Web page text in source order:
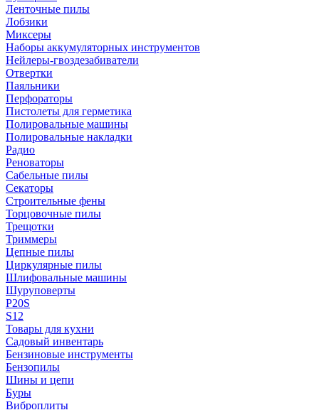
Ленточные пилы
Лобзики
Миксеры
Наборы аккумуляторных инструментов
Нейлеры-гвоздезабиватели
Отвертки
Паяльники
Перфораторы
Пистолеты для герметика
Полировальные машины
Полировальные накладки
Радио
Реноваторы
Сабельные пилы
Секаторы
Строительные фены
Торцовочные пилы
Трещотки
Триммеры
Цепные пилы
Циркулярные пилы
Шлифовальные машины
Шуруповерты
P20S
S12
Товары для кухни
Садовый инвентарь
Бензиновые инструменты
Бензопилы
Шины и цепи
Буры
Виброплиты